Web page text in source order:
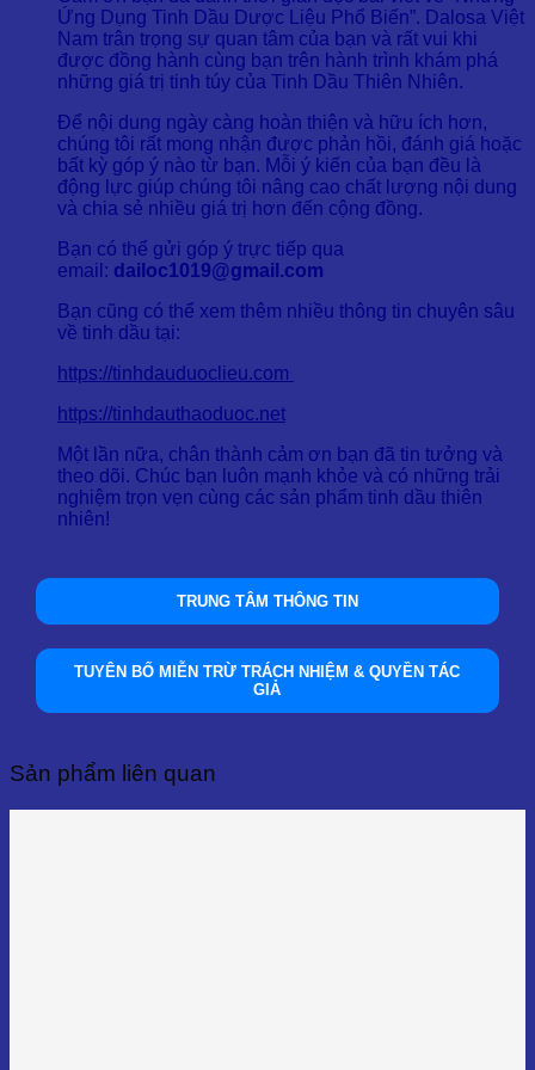
Ứng Dụng Tinh Dầu Dược Liệu Phổ Biến”. Dalosa Việt
Nam trân trọng sự quan tâm của bạn và rất vui khi
được đồng hành cùng bạn trên hành trình khám phá
những giá trị tinh túy của Tinh Dầu Thiên Nhiên.
Để nội dung ngày càng hoàn thiện và hữu ích hơn,
chúng tôi rất mong nhận được phản hồi, đánh giá hoặc
bất kỳ góp ý nào từ bạn. Mỗi ý kiến của bạn đều là
động lực giúp chúng tôi nâng cao chất lượng nội dung
và chia sẻ nhiều giá trị hơn đến cộng đồng.
Bạn có thể gửi góp ý trực tiếp qua
email: dailoc1019@gmail.com
Bạn cũng có thể xem thêm nhiều thông tin chuyên sâu
về tinh dầu tại:
https://tinhdauduoclieu.com
https://tinhdauthaoduoc.net
Một lần nữa, chân thành cảm ơn bạn đã tin tưởng và
theo dõi. Chúc bạn luôn mạnh khỏe và có những trải
nghiệm trọn vẹn cùng các sản phẩm tinh dầu thiên
nhiên!
TRUNG TÂM THÔNG TIN
TUYÊN BỐ MIỄN TRỪ TRÁCH NHIỆM & QUYỀN TÁC
GIẢ
Sản phẩm liên quan